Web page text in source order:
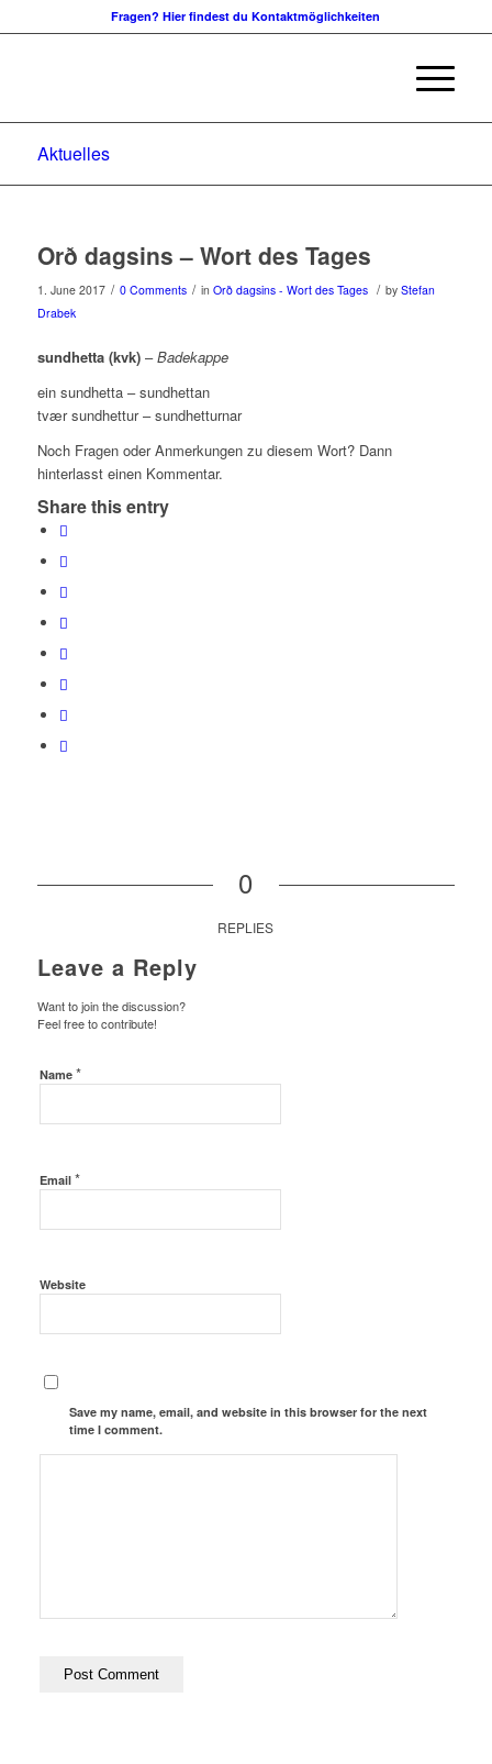
Fragen? Hier findest du Kontaktmöglichkeiten
Aktuelles
Orð dagsins – Wort des Tages
1. June 2017 / 0 Comments / in Orð dagsins - Wort des Tages / by Stefan
Drabek
sundhetta (kvk) –Badekappe
ein sundhetta – sundhettan
tvær sundhettur – sundhetturnar
Noch Fragen oder Anmerkungen zu diesem Wort? Dann
hinterlasst einen Kommentar.
Share this entry
0
REPLIES
Leave a Reply
Want to join the discussion?
Feel free to contribute!
Name *
Email *
Website
Save my name, email, and website in this browser for the next
time I comment.